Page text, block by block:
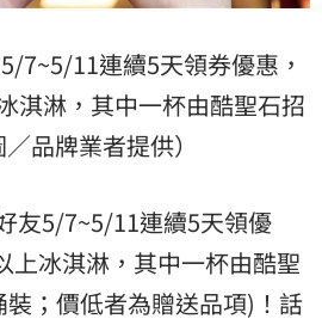
7~5/11連續5天領券優惠，
淇淋，其中一杯由酷聖石招
品牌業者提供）
友5/7~5/11連續5天領優
上冰淇淋，其中一杯由酷聖
；價低者為贈送品項)！話